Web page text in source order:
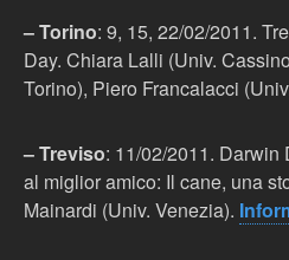
– Torino: 9, 15, 22/02/2011.
Day. Chiara Lalli (Univ.
Torino), Piero Francalacci
– Treviso: 11/02/2011. Darwin
al miglior amico: Il cane, una
Mainardi (Univ. Venezia).